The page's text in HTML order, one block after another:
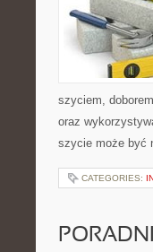
szyciem,
oraz
szycie może być
CATEGORIES: